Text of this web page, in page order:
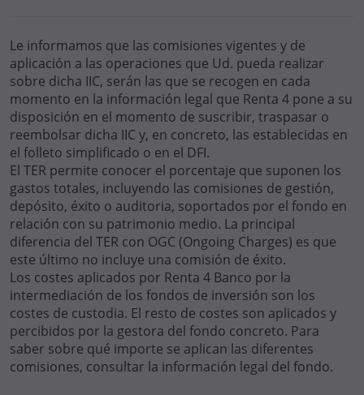
Le informamos que las comisiones vigentes y de
aplicación a las operaciones que Ud. pueda realizar
sobre dicha IIC, serán las que se recogen en cada
momento en la información legal que Renta 4 pone a su
disposición en el momento de suscribir, traspasar o
reembolsar dicha IIC y, en concreto, las establecidas en
el folleto simplificado o en el DFI.
El TER permite conocer el porcentaje que suponen los
gastos totales, incluyendo las comisiones de gestión,
depósito, éxito o auditoria, soportados por el fondo en
relación con su patrimonio medio. La principal
diferencia del TER con OGC (Ongoing Charges) es que
este último no incluye una comisión de éxito.
Los costes aplicados por Renta 4 Banco por la
intermediación de los fondos de inversión son los
costes de custodia. El resto de costes son aplicados y
percibidos por la gestora del fondo concreto. Para
saber sobre qué importe se aplican las diferentes
comisiones, consultar la información legal del fondo.